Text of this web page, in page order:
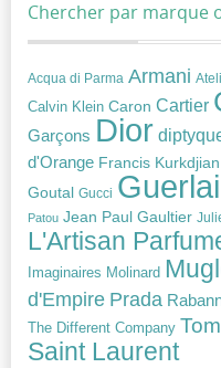
Chercher par marque
Acqua di Parma Armani
Calvin Klein Caron Cartier
Garçons Dior
d'Orange Francis Kurkdjian
Goutal Gucci
Patou Jean Paul Gaultier
L'Artisan
Imaginaires Molinard
d'Empire Prada
The Different Company
Saint Laurent